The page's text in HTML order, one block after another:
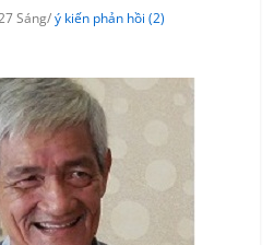
Sáng/ý kiến phản hồi (2)